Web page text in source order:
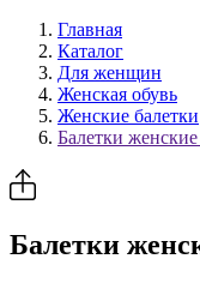
Главная
Каталог
Для женщин
Женская обувь
Женские балетки
Балетки женские
Балетки